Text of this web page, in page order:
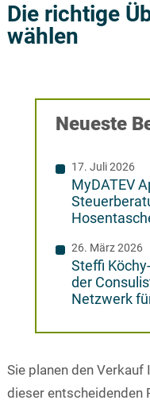
Die richtige
wählen
Neueste
MyDATEV
17. Juli 2026
Steffi
der
Netzwerk
26. März 2026
Sie planen den Verkauf
dieser entscheidenden